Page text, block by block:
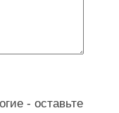
- оставьте